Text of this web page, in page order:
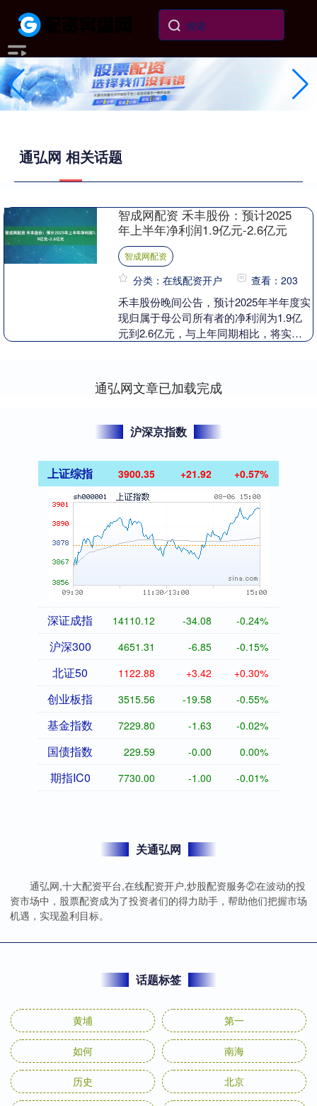
通弘网 相关话题
智成网配资 禾丰股份：预计2025
年上半年净利润1.9亿元-2.6亿元
智成网配资
分类：在线配资开户 查看：203
禾丰股份晚间公告，预计2025年半年度实
现归属于母公司所有者的净利润为1.9亿
元到2.6亿元，与上年同期相比，将实现
通弘网文章已加载完成
沪深京指数
上证综指 3900.35 +21.92 +0.57%
深证成指 14110.12 -34.08 -0.24%
沪深300 4651.31 -6.85 -0.15%
北证50 1122.88 +3.42 +0.30%
创业板指 3515.56 -19.58 -0.55%
基金指数 7229.80 -1.63 -0.02%
国债指数 229.59 -0.00 0.00%
期指IC0 7730.00 -1.00 -0.01%
关通弘网
通弘网,十大配资平台,在线配资开户,炒股配资服务②在波动的投
资市场中，股票配资成为了投资者们的得力助手，帮助他们把握市场
机遇，实现盈利目标。
话题标签
黄埔 第一
如何 南海
历史 北京